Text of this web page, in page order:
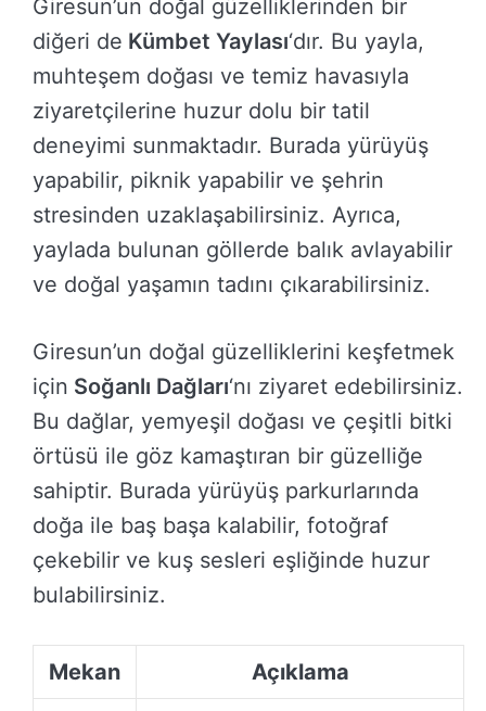
Giresun’un doğal güzelliklerinden bir
diğeri de Kümbet Yaylası‘dır. Bu yayla,
muhteşem doğası ve temiz havasıyla
ziyaretçilerine huzur dolu bir tatil
deneyimi sunmaktadır. Burada yürüyüş
yapabilir, piknik yapabilir ve şehrin
stresinden uzaklaşabilirsiniz. Ayrıca,
yaylada bulunan göllerde balık avlayabilir
ve doğal yaşamın tadını çıkarabilirsiniz.
Giresun’un doğal güzelliklerini keşfetmek
için Soğanlı Dağları‘nı ziyaret edebilirsiniz.
Bu dağlar, yemyeşil doğası ve çeşitli bitki
örtüsü ile göz kamaştıran bir güzelliğe
sahiptir. Burada yürüyüş parkurlarında
doğa ile baş başa kalabilir, fotoğraf
çekebilir ve kuş sesleri eşliğinde huzur
bulabilirsiniz.
Mekan Açıklama